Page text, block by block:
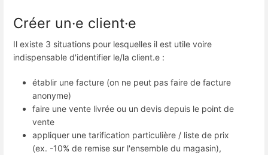
Créer un·e client·e
Il existe 3 situations pour lesquelles il est utile voire
indispensable d'identifier le/la client.e :
établir une facture (on ne peut pas faire de facture
anonyme)
faire une vente livrée ou un devis depuis le point de
vente
appliquer une tarification particulière / liste de prix
(ex. -10% de remise sur l'ensemble du magasin),